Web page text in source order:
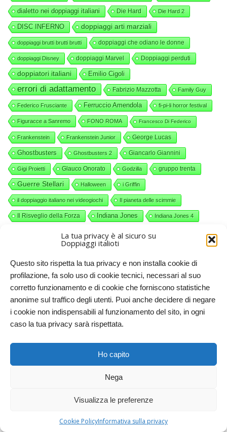
La tua privacy è al sicuro su
Doppiaggi italioti
Questo sito rispetta la tua privacy e non installa cookie di
profilazione, fa solo uso di cookie tecnici, necessari al suo
corretto funzionamento e di cookie che forniscono statistiche
anonime sul traffico degli utenti. Puoi anche decidere di negare
i cookie non indispensabili al funzionamento del sito, in ogni
caso la tua privacy sarà rispettata.
Ho capito
Nega
Visualizza le preferenze
Cookie PolicyInformativa sulla privacy
dialetto nei doppiaggi italiani Die Hard Die Hard 2
DISC INFERNO doppiaggi arti marziali
doppiaggi brutti brutti brutti doppiaggi che odiano le donne
doppiaggi Disney doppiaggi Marvel Doppiaggi perduti
doppiatori italiani Emilio Cigoli
errori di adattamento Fabrizio Mazzotta Family Guy
Federico Frusciante Ferruccio Amendola fi-pi-li horror festival
Figuracce a Sanremo FONO ROMA Francesco Di Federico
Frankenstein Frankenstein Junior George Lucas
Ghostbusters Ghostbusters 2 Giancarlo Giannini
Gigi Proietti Glauco Onorato Godzilla gruppo trenta
Guerre Stellari Halloween i Griffin
il doppiaggio italiano nei videogiochi Il pianeta delle scimmie
Il Risveglio della Forza Indiana Jones Indiana Jones 4
interviste a doppiatori i Simpson
Jena Plissken John Carpenter John Hughes
Jurassic Park Kubrick L'Esorcista La Casa
Letizia Ciotti Miller Lo Hobbit Luca Dal Fabbro
Luciano De Ambrosis Lydia Simoneschi
Mamma ho perso l'aereo
Maratona Star Wars come Lucas comanda
Mario Milita
monty python e il sacro graal
nomi alterati nel doppiaggio italiano